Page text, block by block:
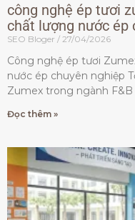
công nghệ ép tươi
chất lượng nước ép
SEO Bloger 27/04/2026
Công nghệ ép tươi
nước ép chuyên nghiệp
Zumex trong ngành F&B
Đọc thêm »